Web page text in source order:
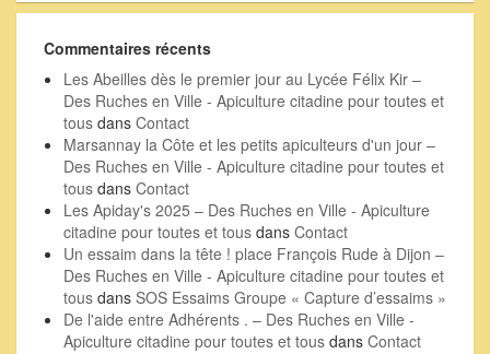
Commentaires récents
Les Abeilles dès le premier jour au Lycée Félix Kir –
Des Ruches en Ville - Apiculture citadine pour toutes et
tous dans Contact
Marsannay la Côte et les petits apiculteurs d'un jour –
Des Ruches en Ville - Apiculture citadine pour toutes et
tous dans Contact
Les Apiday's 2025 – Des Ruches en Ville - Apiculture
citadine pour toutes et tous dans Contact
Un essaim dans la tête ! place François Rude à Dijon –
Des Ruches en Ville - Apiculture citadine pour toutes et
tous dans SOS Essaims Groupe « Capture d’essaims »
De l'aide entre Adhérents . – Des Ruches en Ville -
Apiculture citadine pour toutes et tous dans Contact